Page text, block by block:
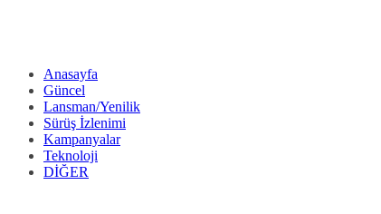
Anasayfa
Güncel
Lansman/Yenilik
Sürüş İzlenimi
Kampanyalar
Teknoloji
DİĞER